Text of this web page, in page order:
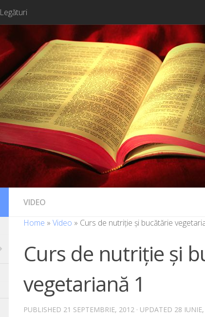
Legături
VIDEO
Home » Video » Curs de nutriție și bucătărie
Curs de nutriție și
vegetariană 1
PUBLISHED 21 SEPTEMBRIE, 2012 · UPDATED 28